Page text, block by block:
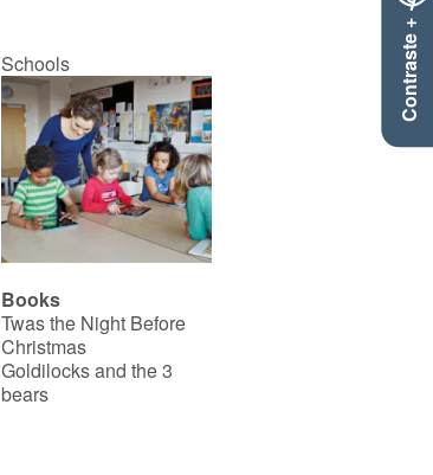
Contraste +
Schools
Books
Twas the Night Before
Christmas
Goldilocks and the 3
bears